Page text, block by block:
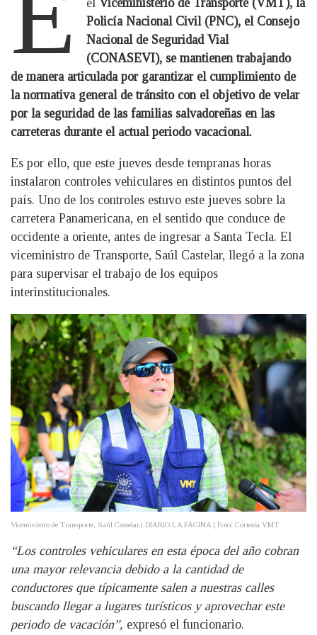
el Viceministerio de Transporte (VMT), la
Policía Nacional Civil (PNC), el Consejo
Nacional de Seguridad Vial
(CONASEVI), se mantienen trabajando
de manera articulada por garantizar el cumplimiento de
la normativa general de tránsito con el objetivo de velar
por la seguridad de las familias salvadoreñas en las
carreteras durante el actual periodo vacacional.
Es por ello, que este jueves desde tempranas horas
instalaron controles vehiculares en distintos puntos del
país. Uno de los controles estuvo este jueves sobre la
carretera Panamericana, en el sentido que conduce de
occidente a oriente, antes de ingresar a Santa Tecla. El
viceministro de Transporte, Saúl Castelar, llegó a la zona
para supervisar el trabajo de los equipos
interinstitucionales.
Viceministro de Transporte, Saúl Castelar.| DIARIO LA PÁGINA | Foto: Cortesía VMT
“Los controles vehiculares en esta época del año cobran
una mayor relevancia debido a la cantidad de
conductores que típicamente salen a nuestras calles
buscando llegar a lugares turísticos y aprovechar este
periodo de vacación”, expresó el funcionario.